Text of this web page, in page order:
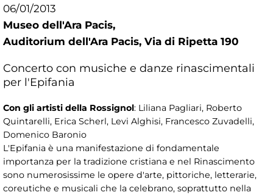
06/01/2013
Museo dell'Ara Pacis,
Auditorium dell'Ara Pacis, Via di Ripetta 190
Concerto con musiche e danze rinascimentali
per l'Epifania
Con gli artisti della Rossignol: Liliana Pagliari, Roberto
Quintarelli, Erica Scherl, Levi Alghisi, Francesco Zuvadelli,
Domenico Baronio
L'Epifania è una manifestazione di fondamentale
importanza per la tradizione cristiana e nel Rinascimento
sono numerosissime le opere d'arte, pittoriche, letterarie,
coreutiche e musicali che la celebrano, soprattutto nella